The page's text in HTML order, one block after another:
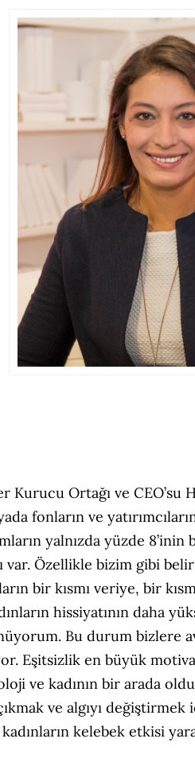
Kurucu Ortağı ve CEO’su
fonların ve
yalnızda yüzde
var. Özellikle bizim gibi
bir kısmı veriye, bir
hissiyatının daha
Bu durum bizlere
Eşitsizlik en büyük
ve kadının bir arada
ve algıyı
kelebek etkisi